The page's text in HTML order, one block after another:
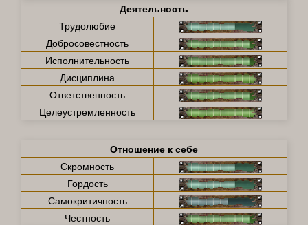
Деятельность
Трудолюбие
Добросовестность
Исполнительность
Дисциплина
Ответственность
Целеустремленность
Отношение к себе
Скромность
Гордость
Самокритичность
Честность